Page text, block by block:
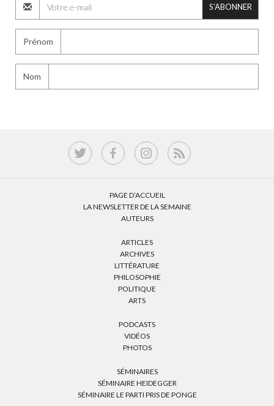
S'ABONNER
Prénom
Nom
PAGE D’ACCUEIL
LA NEWSLETTER DE LA SEMAINE
AUTEURS
ARTICLES
ARCHIVES
LITTÉRATURE
PHILOSOPHIE
POLITIQUE
ARTS
PODCASTS
VIDÉOS
PHOTOS
SÉMINAIRES
SÉMINAIRE HEIDEGGER
SÉMINAIRE LE PARTI PRIS DE PONGE